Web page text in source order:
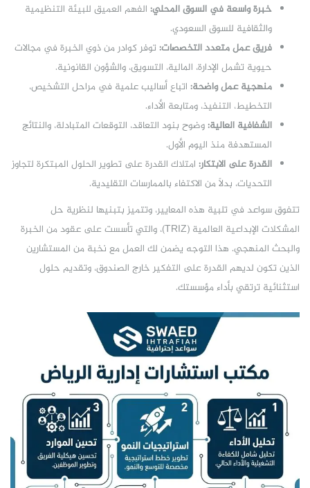
خبرة واسعة في السوق المحلي: الفهم العميق للبيئة التنظيمية
والثقافية للسوق السعودي.
فريق عمل متعدد التخصصات: توفر كوادر من ذوي الخبرة في مجالات
حيوية تشمل الإدارة، المالية، التسويق، والشؤون القانونية.
منهجية عمل واضحة: اتباع أساليب علمية في مراحل التشخيص،
التخطيط، التنفيذ، ومتابعة الأداء.
الشفافية العالية:وضوح بنود التعاقد، التوقعات المتبادلة، والنتائج
المستهدفة منذ اليوم الأول.
القدرة على الابتكار: امتلاك القدرة على تطوير الحلول المبتكرة لتجاوز
التحديات، بدلاً من الاكتفاء بالممارسات التقليدية.
تتفوق سواعد في تلبية هذه المعايير، وتتميز بتبنيها لنظرية حل
المشكلات الإبداعية العالمية (TRIZ)، والتي تأسست على عقود من الخبرة
والبحث المنهجي. هذا التوجه يضمن لك العمل مع نخبة من المستشارين
الذين تكون لديهم القدرة على التفكير خارج الصندوق، وتقديم حلول
استثنائية ترتقي بأداء مؤسستك.